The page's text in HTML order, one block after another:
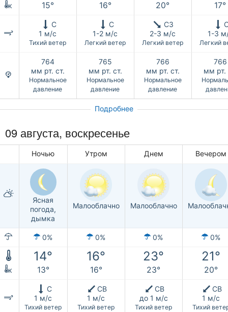
к 15° 16° 20° 17°
С
1 м/с
Тихий ветер
С
1-2 м/с
Легкий ветер
СЗ
2-3 м/с
Легкий ветер
1-3
Легкий
764
мм рт. ст.
Нормальное
давление
765
мм рт. ст.
Нормальное
давление
766
мм рт. ст.
Нормальное
давление
766
мм рт.
Подробнее
09 августа, воскресенье
Ночью Утром Днем Вечером
Ясная
погода,
дымка
Малооблачно Малооблачно
0% 0% 0% 0%
14° 16° 23° 21°
к 13° 16° 23° 20°
С
1 м/с
Тихий ветер
СВ
1 м/с
Тихий ветер
СВ
до 1 м/с
Тихий ветер
СВ
1 м/с
Тихий